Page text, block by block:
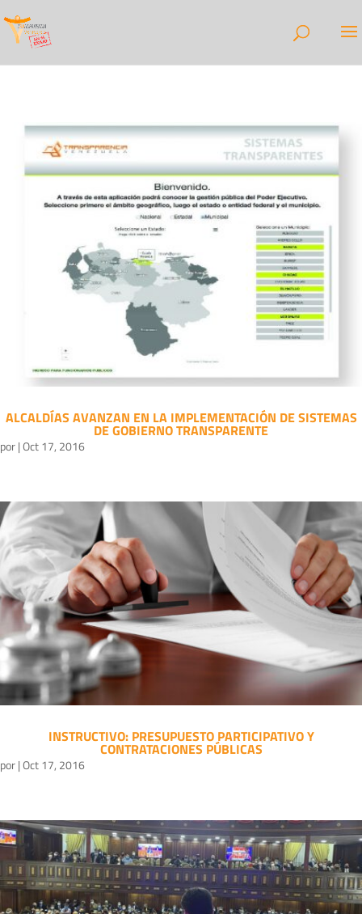
ALCALDÍAS AVANZAN EN LA IMPLEMENTACIÓN DE SISTEMAS
DE GOBIERNO TRANSPARENTE
por|Oct 17, 2016
INSTRUCTIVO: PRESUPUESTO PARTICIPATIVO Y
CONTRATACIONES PÚBLICAS
por|Oct 17, 2016